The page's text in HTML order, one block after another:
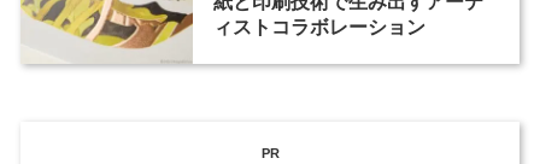
ィストコラボレーション
PR